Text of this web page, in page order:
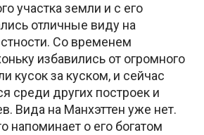
участка земли и с его
отличные виду на
Со временем
избавились от огромного
кусок за куском, и сейчас
среди других построек и
Вида на Манхэттен уже нет.
напоминает о его богатом